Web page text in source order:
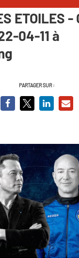
ETOILES
04-11 à
PARTAGER SUR :